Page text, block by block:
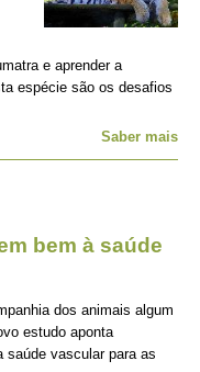
e aprender a
espécie são os desafios
Saber mais
bem à saúde
dos animais algum
estudo aponta
saúde vascular para as